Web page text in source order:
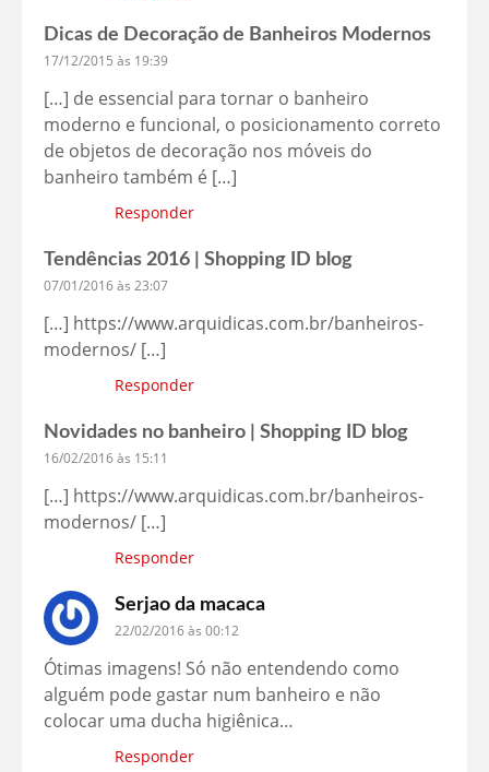
Dicas de Decoração de Banheiros Modernos
17/12/2015 às 19:39
[…] de essencial para tornar o banheiro
moderno e funcional, o posicionamento correto
de objetos de decoração nos móveis do
banheiro também é […]
Responder
Tendências 2016 | Shopping ID blog
07/01/2016 às 23:07
[…] https://www.arquidicas.com.br/banheiros-
modernos/ […]
Responder
Novidades no banheiro | Shopping ID blog
16/02/2016 às 15:11
[…] https://www.arquidicas.com.br/banheiros-
modernos/ […]
Responder
Serjao da macaca
22/02/2016 às 00:12
Ótimas imagens! Só não entendendo como
alguém pode gastar num banheiro e não
colocar uma ducha higiênica…
Responder